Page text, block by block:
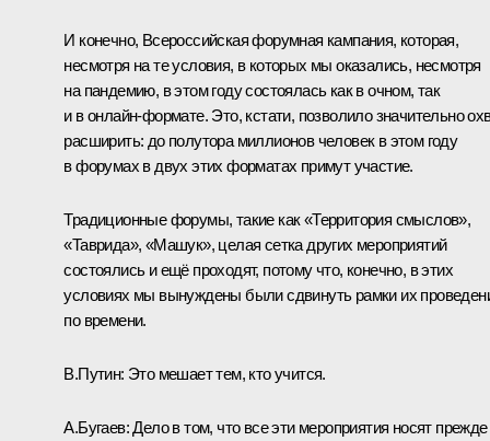
И конечно, Всероссийская форумная кампания, которая,
несмотря на те условия, в которых мы оказались, несмотря
на пандемию, в этом году состоялась как в очном, так
и в онлайн‑формате. Это, кстати, позволило значительно
расширить: до полутора миллионов человек в этом году
в форумах в двух этих форматах примут участие.
Традиционные форумы, такие как «Территория смыслов»,
«Таврида», «Машук», целая сетка других мероприятий
состоялись и ещё проходят, потому что, конечно, в этих
условиях мы вынуждены были сдвинуть рамки их
по времени.
В.Путин: Это мешает тем, кто учится.
А.Бугаев:Дело в том, что все эти мероприятия носят прежде